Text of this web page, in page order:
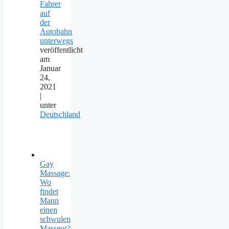
Fahrer
auf
der
Autobahn
unterwegs
veröffentlicht
am
Januar
24,
2021
|
unter
Deutschland
Gay
Massage:
Wo
findet
Mann
einen
schwulen